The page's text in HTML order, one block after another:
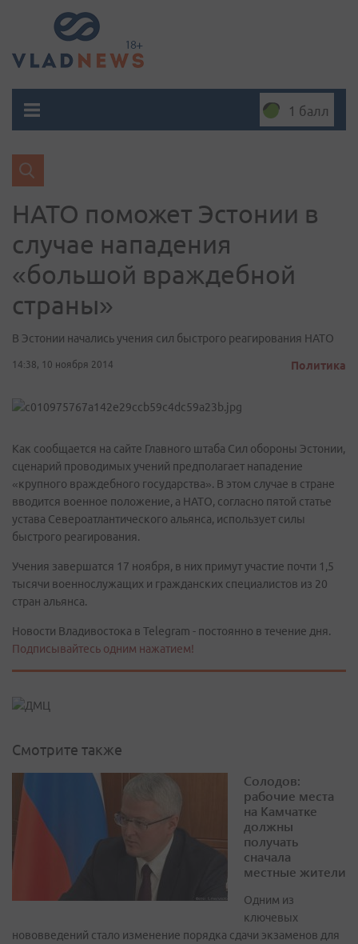
1 балл
НАТО поможет Эстонии в
случае нападения
«большой враждебной
страны»
В Эстонии начались учения сил быстрого реагирования НАТО
14:38, 10 ноября 2014 Политика
Как сообщается на сайте Главного штаба Сил обороны Эстонии,
сценарий проводимых учений предполагает нападение
«крупного враждебного государства». В этом случае в стране
вводится военное положение, а НАТО, согласно пятой статье
устава Североатлантического альянса, использует силы
быстрого реагирования.
Учения завершатся 17 ноября, в них примут участие почти 1,5
тысячи военнослужащих и гражданских специалистов из 20
стран альянса.
Новости Владивостока в Telegram - постоянно в течение дня.
Подписывайтесь одним нажатием!
Смотрите также
Солодов:
рабочие места
на Камчатке
должны
получать
сначала
местные жители
Одним из
ключевых
нововведений стало изменение порядка сдачи экзаменов для